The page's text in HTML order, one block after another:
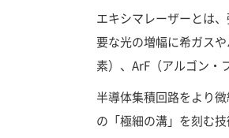
エキシマレーザーとは
要な光の増幅に希ガス
素）、ArF（アルゴン・
半導体集積回路をより
の「極細の溝」を刻む